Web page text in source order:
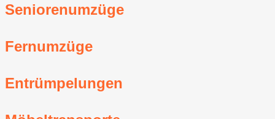
Seniorenumzüge
Fernumzüge
Entrümpelungen